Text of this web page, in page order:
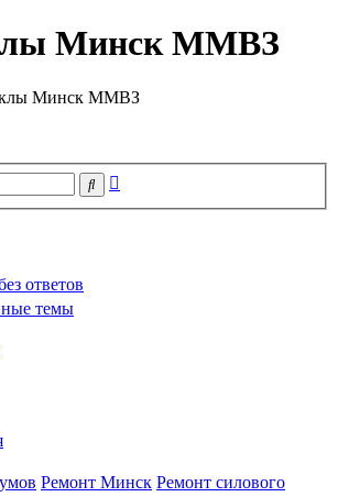
Минск ММВЗ
Минск ММВЗ
Поиск
ответов
темы
Ремонт Минск Ремонт силового